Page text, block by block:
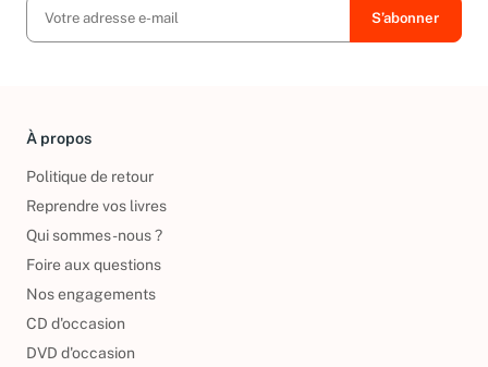
À propos
Politique de retour
Reprendre vos livres
Qui sommes-nous ?
Foire aux questions
Nos engagements
CD d'occasion
DVD d'occasion